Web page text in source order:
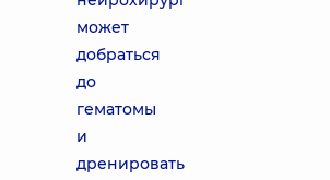
может
добраться
до
гематомы
и
дренировать